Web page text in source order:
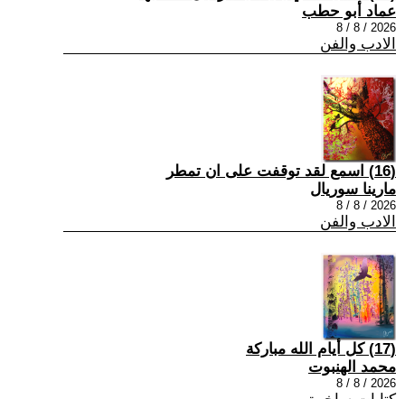
عماد أبو حطب
2026 / 8 / 8
الادب والفن
(16) اسمع لقد توقفت على ان تمطر
مارينا سوريال
2026 / 8 / 8
الادب والفن
(17) كل أيام الله مباركة
محمد الهنبوت
2026 / 8 / 8